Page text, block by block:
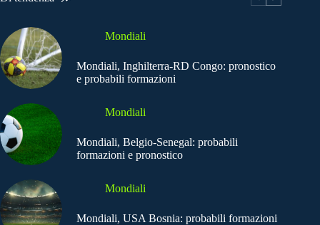
Mondiali
Mondiali, Inghilterra-RD Congo: pronostico
e probabili formazioni
Mondiali
Mondiali, Belgio-Senegal: probabili
formazioni e pronostico
Mondiali
Mondiali, USA Bosnia: probabili formazioni